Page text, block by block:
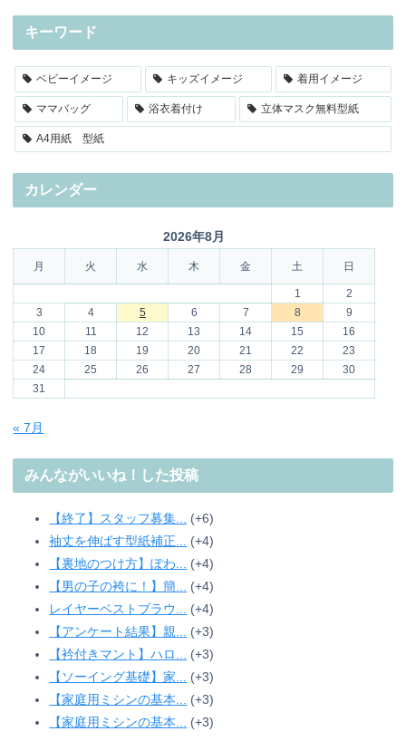
キーワード
ベビーイメージ キッズイメージ 着用イメージ
ママバッグ 浴衣着付け 立体マスク無料型紙
A4用紙 型紙
カレンダー
2026年8月
月 火 水 木 金 土 日
1
2
3
4 5 6 7 8
9
10
11 12 13 14 15
16
17
18 19 20 21 22
23
24
25 26 27 28 29
30
31
« 7月
みんながいいね！した投稿
【終了】スタッフ募集...
+6
袖丈を伸ばす型紙補正...
+4
【裏地のつけ方】ぽわ...
+4
【男の子の袴に！】簡...
+4
レイヤーベストブラウ...
+4
【アンケート結果】親...
+3
【衿付きマント】ハロ...
+3
【ソーイング基礎】家...
+3
【家庭用ミシンの基本...
+3
【家庭用ミシンの基本...
+3